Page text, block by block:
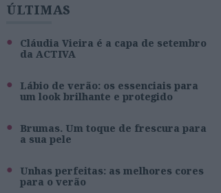
ÚLTIMAS
Cláudia Vieira é a capa de setembro
da ACTIVA
Lábio de verão: os essenciais para
um look brilhante e protegido
Brumas. Um toque de frescura para
a sua pele
Unhas perfeitas: as melhores cores
para o verão